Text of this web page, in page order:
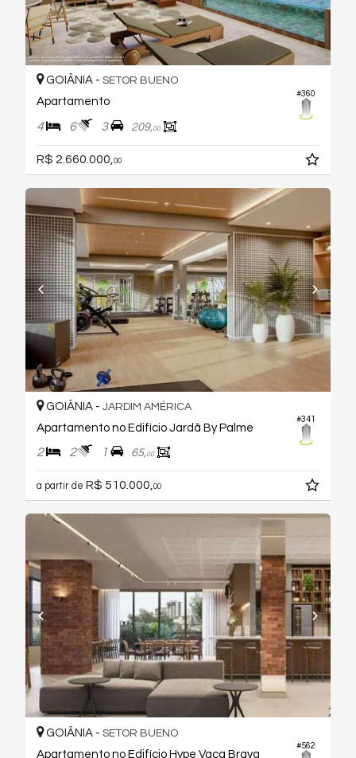
#360
GOIÂNIA - SETOR BUENO
Apartamento
4 6 3 209,00
R$ 2.660.000, 00
#341
GOIÂNIA - JARDIM AMÉRICA
Apartamento no Edifício Jardã By Palme
2 2 1 65,00
a partir de R$ 510.000,00
#562
GOIÂNIA - SETOR BUENO
Apartamento no Edifício Hype Vaca Brava